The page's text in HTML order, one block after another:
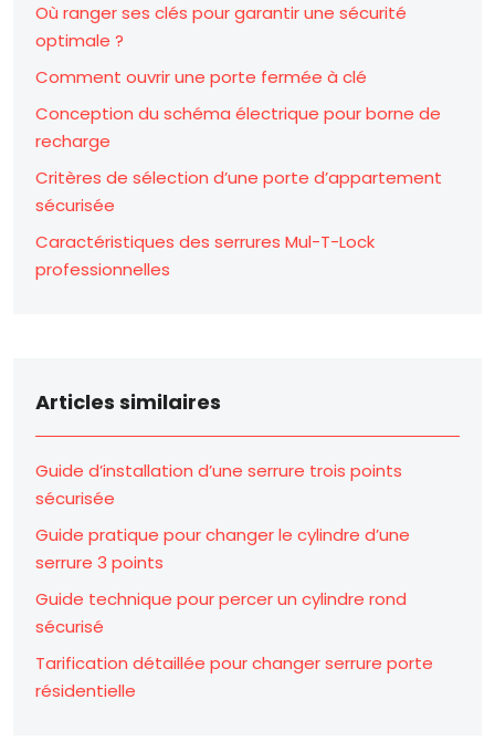
Où ranger ses clés pour garantir une sécurité
optimale ?
Comment ouvrir une porte fermée à clé
Conception du schéma électrique pour borne de
recharge
Critères de sélection d’une porte d’appartement
sécurisée
Caractéristiques des serrures Mul-T-Lock
professionnelles
Articles similaires
Guide d’installation d’une serrure trois points
sécurisée
Guide pratique pour changer le cylindre d’une
serrure 3 points
Guide technique pour percer un cylindre rond
sécurisé
Tarification détaillée pour changer serrure porte
résidentielle